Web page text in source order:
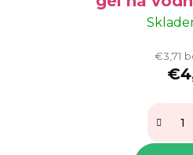
€3,71